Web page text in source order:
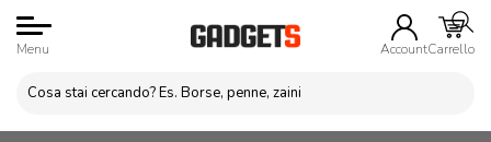
Menu AccountCarrello